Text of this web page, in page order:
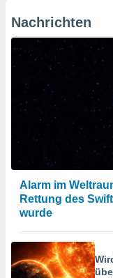
Nachrichten
Alarm im
Rettung des
wurde